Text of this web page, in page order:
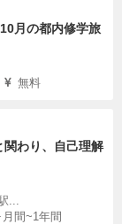
携わってみた
携わってみた
月の都内修学旅
無料
関わり、自己理解
...
月間~1年間